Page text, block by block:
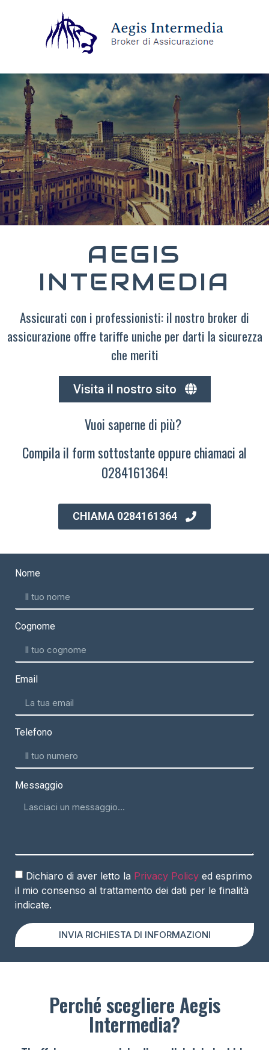
AEGIS
INTERMEDIA
Assicurati con i professionisti: il nostro broker di
assicurazione offre tariffe uniche per darti la sicurezza
che meriti
Visita il nostro sito
Vuoi saperne di più?
Compila il form sottostante oppure chiamaci al
0284161364!
CHIAMA 0284161364
Nome
Cognome
Email
Telefono
Messaggio
Dichiaro di aver letto la Privacy Policy ed esprimo
il mio consenso al trattamento dei dati per le finalità
indicate.
INVIA RICHIESTA DI INFORMAZIONI
Perché scegliere Aegis
Intermedia?